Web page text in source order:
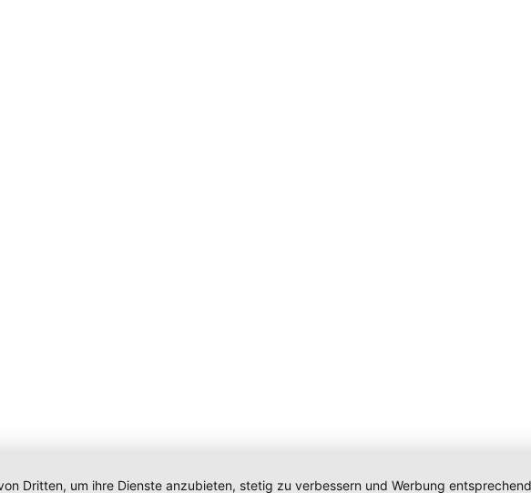
Dritten, um ihre Dienste anzubieten, stetig zu verbessern und Werbung